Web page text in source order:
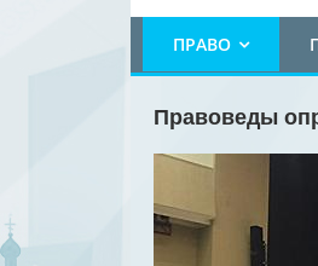
ПРАВО
Правоведы